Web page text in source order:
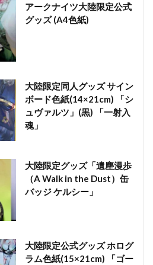
アークナイツ大陸限定公式
グッズ (A4色紙)
大陸限定同人グッズ サイン
ボード色紙(14×21cm) 「シ
ュヴァルツ」(黒) 「一射入
魂」
大陸限定グッズ「遺塵漫歩
（A Walk in the Dust）缶
バッジ ケルシー」
大陸限定公式グッズ ホログ
ラム色紙(15×21cm) 「ゴー